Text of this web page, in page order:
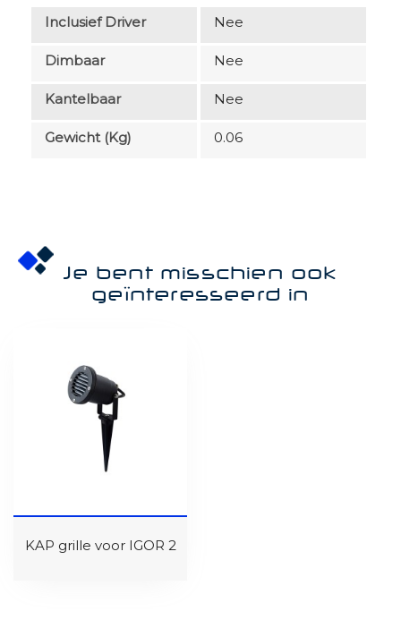
Inclusief Driver
Nee
Dimbaar Nee
Kantelbaar Nee
Gewicht (kg) 0.06
Je bent misschien ook
geïnteresseerd in
KAP grille voor IGOR 2